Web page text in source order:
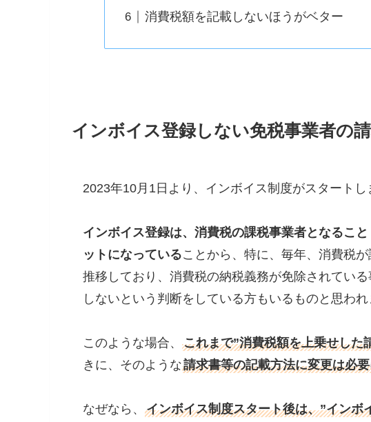
消費税額を記載しないほうがベター
インボイス登録しない免税事業者の
2023年10月1日より、インボイス制度がスタートし
インボイス登録は、消費税の課税事業者となるこ
ットになっていることから、特に、毎年、消費税
推移しており、消費税の納税義務が免除されてい
しないという判断をしている方もいるものと思われ
このような場合、 これまで”消費税額を上乗せした
きに、そのような請求書等の記載方法に変更は必
なぜなら、 インボイス制度スタート後は、”イン